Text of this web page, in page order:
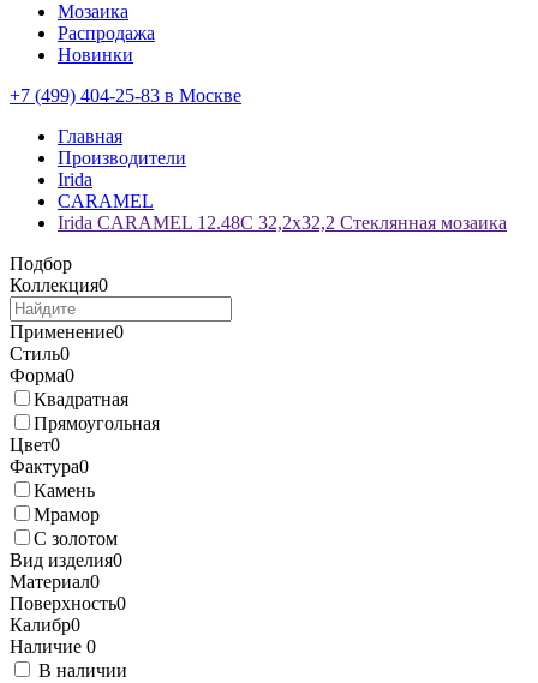
Мозаика
Распродажа
Новинки
+7 (499) 404-25-83 в Москве
Главная
Производители
Irida
CARAMEL
Irida CARAMEL 12.48C 32,2x32,2 Стеклянная мозаика
Подбор
Коллекция0
Применение0
Стиль0
Форма0
Квадратная
Прямоугольная
Цвет0
Фактура0
Камень
Мрамор
С золотом
Вид изделия0
Материал0
Поверхность0
Калибр0
Наличие 0
В наличии